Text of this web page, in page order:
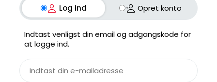
Log ind Opret konto
Indtast venligst din email og adgangskode for
at logge ind.